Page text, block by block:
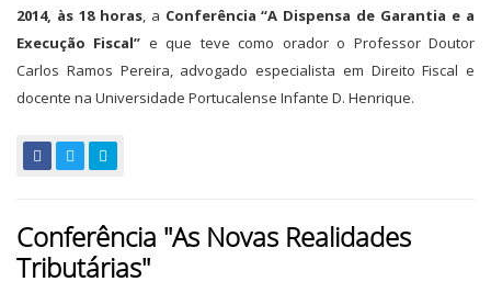
2014, às 18 horas, a Conferência “A Dispensa de Garantia e a
Execução Fiscal” e que teve como orador o Professor Doutor
Carlos Ramos Pereira, advogado especialista em Direito Fiscal e
docente na Universidade Portucalense Infante D. Henrique.
Conferência "As Novas Realidades
Tributárias"